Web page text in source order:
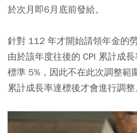
於次月即6月底前發給。
針對 112 年才開始請領年金的
由於該年度往後的 CPI 累計成
標準 5%，因此不在此次調整範
累計成長率達標後才會進行調整